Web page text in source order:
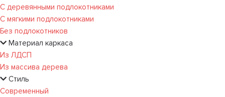
С деревянными подлокотниками
С мягкими подлокотниками
Без подлокотников
Материал каркаса
Из ЛДСП
Из массива дерева
Стиль
Современный